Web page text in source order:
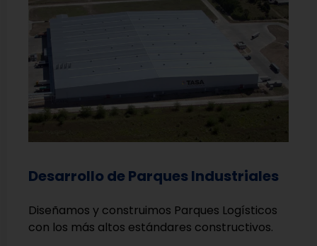
Desarrollo de Parques Industriales
Diseñamos y construimos Parques Logísticos
con los más altos estándares constructivos.